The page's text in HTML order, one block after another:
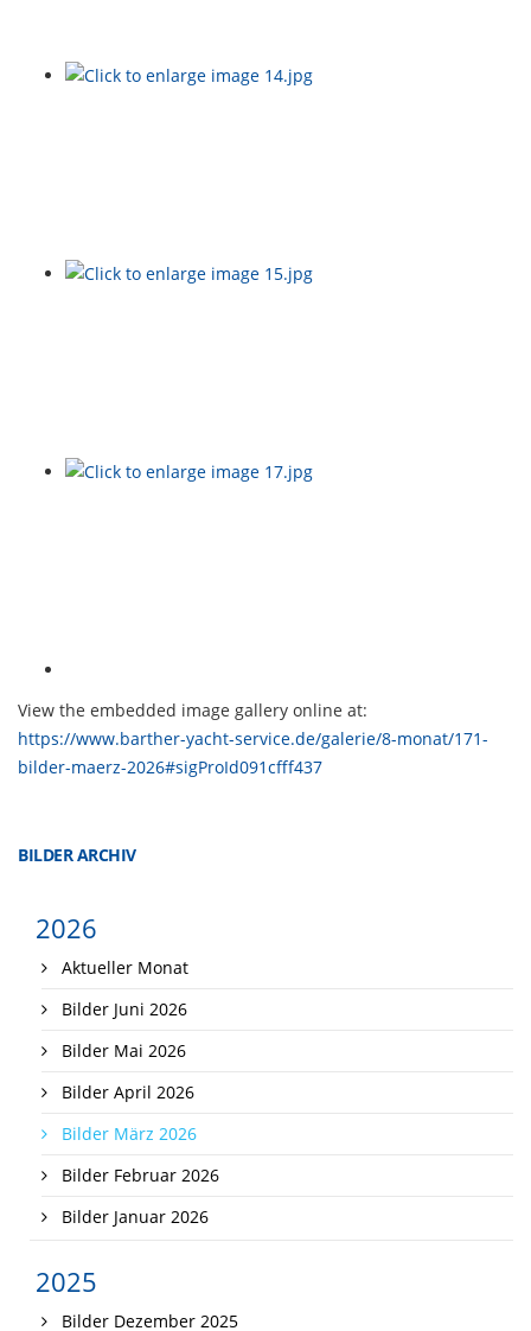
View the embedded image gallery online at:
https://www.barther-yacht-service.de/galerie/8-monat/171-
bilder-maerz-2026#sigProId091cfff437
BILDER ARCHIV
2026
Aktueller Monat
Bilder Juni 2026
Bilder Mai 2026
Bilder April 2026
Bilder März 2026
Bilder Februar 2026
Bilder Januar 2026
2025
Bilder Dezember 2025